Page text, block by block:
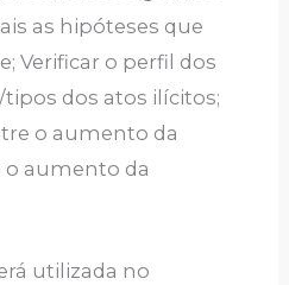
as hipóteses que
Verificar o perfil dos
dos atos ilícitos;
o aumento da
o aumento da
utilizada no